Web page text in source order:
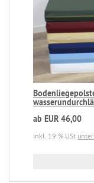
ab EUR 46,00
inkl. 19 % USt